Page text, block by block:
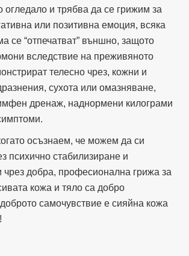
и трябва да се грижим за
или позитивна емоция, всяка
се “отпечатват” външно, защото
вследствие на преживяното
телесно чрез, кожни и
сухота или омазняване,
дренаж, наднормени килограми
осъзнаем, че можем да си
психично стабилизиране и
чрез добра, професионална грижа за
кожа и тяло са добро
самочувствие е сияйна кожа